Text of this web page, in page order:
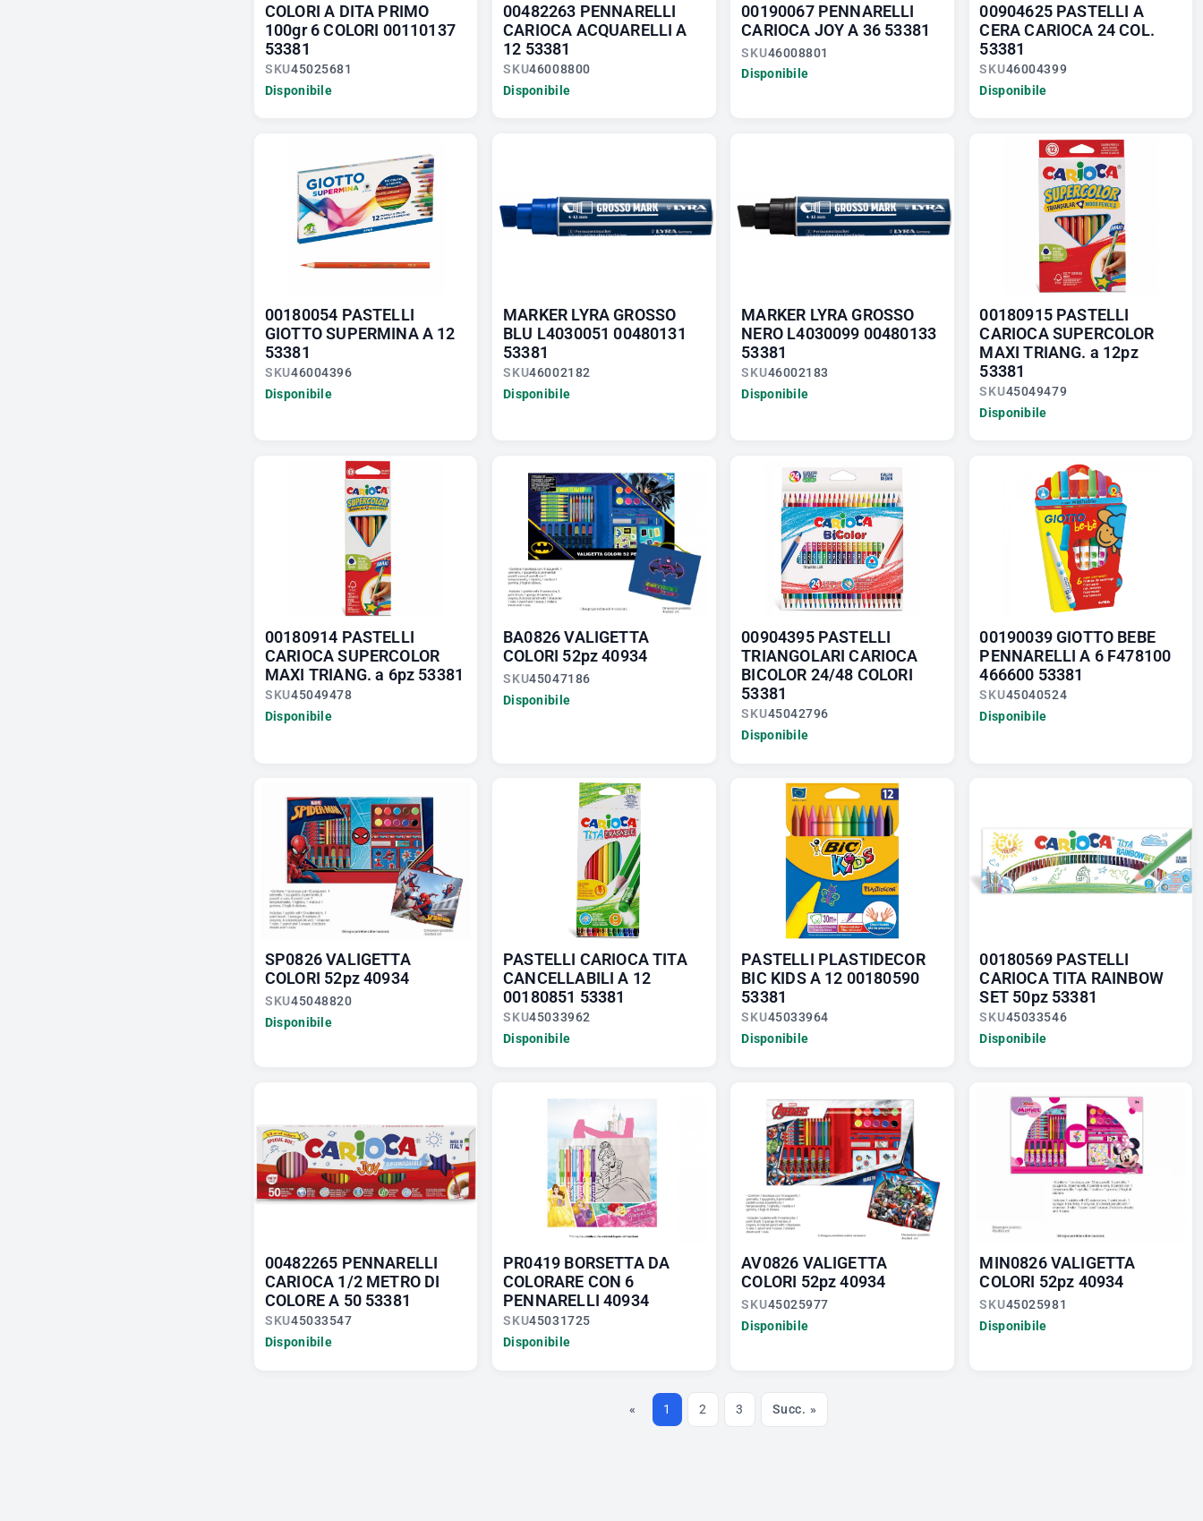
COLORI A DITA PRIMO
100gr 6 COLORI 00110137
53381
SKU45025681
Disponibile
00482263 PENNARELLI
CARIOCA ACQUARELLI A
12 53381
SKU46008800
Disponibile
00190067 PENNARELLI
CARIOCA JOY A 36 53381
SKU46008801
Disponibile
00904625 PASTELLI A
CERA CARIOCA 24 COL.
53381
SKU46004399
Disponibile
00180054 PASTELLI
GIOTTO SUPERMINA A 12
53381
SKU46004396
Disponibile
MARKER LYRA GROSSO
BLU L4030051 00480131
53381
SKU46002182
Disponibile
MARKER LYRA GROSSO
NERO L4030099 00480133
53381
SKU46002183
Disponibile
00180915 PASTELLI
CARIOCA SUPERCOLOR
MAXI TRIANG. a 12pz
53381
SKU45049479
Disponibile
00180914 PASTELLI
CARIOCA SUPERCOLOR
MAXI TRIANG. a 6pz 53381
SKU45049478
Disponibile
BA0826 VALIGETTA
COLORI 52pz 40934
SKU45047186
Disponibile
00904395 PASTELLI
TRIANGOLARI CARIOCA
BICOLOR 24/48 COLORI
53381
SKU45042796
Disponibile
00190039 GIOTTO BEBE
PENNARELLI A 6 F478100
466600 53381
SKU45040524
Disponibile
SP0826 VALIGETTA
COLORI 52pz 40934
SKU45048820
Disponibile
PASTELLI CARIOCA TITA
CANCELLABILI A 12
00180851 53381
SKU45033962
Disponibile
PASTELLI PLASTIDECOR
BIC KIDS A 12 00180590
53381
SKU45033964
Disponibile
00180569 PASTELLI
CARIOCA TITA RAINBOW
SET 50pz 53381
SKU45033546
Disponibile
00482265 PENNARELLI
CARIOCA 1/2 METRO DI
COLORE A 50 53381
SKU45033547
Disponibile
PR0419 BORSETTA DA
COLORARE CON 6
PENNARELLI 40934
SKU45031725
Disponibile
AV0826 VALIGETTA
COLORI 52pz 40934
SKU45025977
Disponibile
MIN0826 VALIGETTA
COLORI 52pz 40934
SKU45025981
Disponibile
« 1 2 3 Succ. »